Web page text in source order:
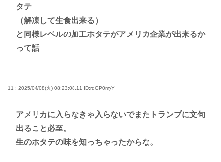
タテ
（解凍して生食出来る）
と同様レベルの加工ホタテがアメリカ企業が出来るか
って話
11 : 2025/04/08(火) 08:23:08.11 ID:rqGP0myY
アメリカに入らなきゃ入らないでまたトランプに文句
出ること必至。
生のホタテの味を知っちゃったからな。